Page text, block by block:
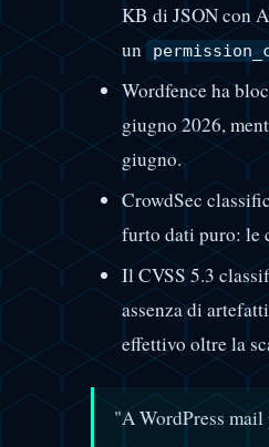
KB di JSON con
un
Wordfence ha
giugno 2026,
giugno.
CrowdSec
furto dati puro: le
Il CVSS 5.3
assenza di
effettivo oltre la
"A WordPress